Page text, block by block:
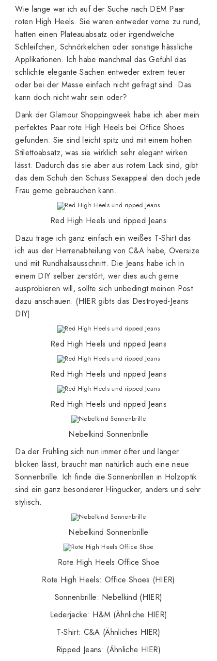
Wie lange war ich auf der Suche nach DEM Paar
roten High Heels. Sie waren entweder vorne zu rund,
hatten einen Plateauabsatz oder irgendwelche
Schleifchen, Schnörkelchen oder sonstige hässliche
Applikationen. Ich habe manchmal das Gefühl das
schlichte elegante Sachen entweder extrem teuer
oder bei der Masse einfach nicht gefragt sind. Das
kann doch nicht wahr sein oder?
Dank der Glamour Shoppingweek habe ich aber mein
perfektes Paar rote High Heels bei Office Shoes
gefunden. Sie sind leicht spitz und mit einem hohen
Stilettoabsatz, was sie wirklich sehr elegant wirken
lässt. Dadurch das sie aber aus rotem Lack sind, gibt
das dem Schuh den Schuss Sexappeal den doch jede
Frau gerne gebrauchen kann.
Red High Heels und ripped Jeans
Dazu trage ich ganz einfach ein weißes T-Shirt das
ich aus der Herrenabteilung von C&A habe, Oversize
und mit Rundhalsausschnitt. Die Jeans habe ich in
einem DIY selber zerstört, wer dies auch gerne
ausprobieren will, sollte sich unbedingt meinen Post
dazu anschauen. (HIER gibts das Destroyed-Jeans
DIY)
Red High Heels und ripped Jeans
Red High Heels und ripped Jeans
Red High Heels und ripped Jeans
Nebelkind Sonnenbrille
Da der Frühling sich nun immer öfter und länger
blicken lässt, braucht man natürlich auch eine neue
Sonnenbrille. Ich finde die Sonnenbrillen in Holzoptik
sind ein ganz besonderer Hingucker, anders und sehr
stylisch.
Nebelkind Sonnenbrille
Rote High Heels Office Shoe
Rote High Heels: Office Shoes (HIER)
Sonnenbrille: Nebelkind (HIER)
Lederjacke: H&M (Ähnliche HIER)
T-Shirt: C&A (Ähnliches HIER)
Ripped Jeans: (Ähnliche HIER)